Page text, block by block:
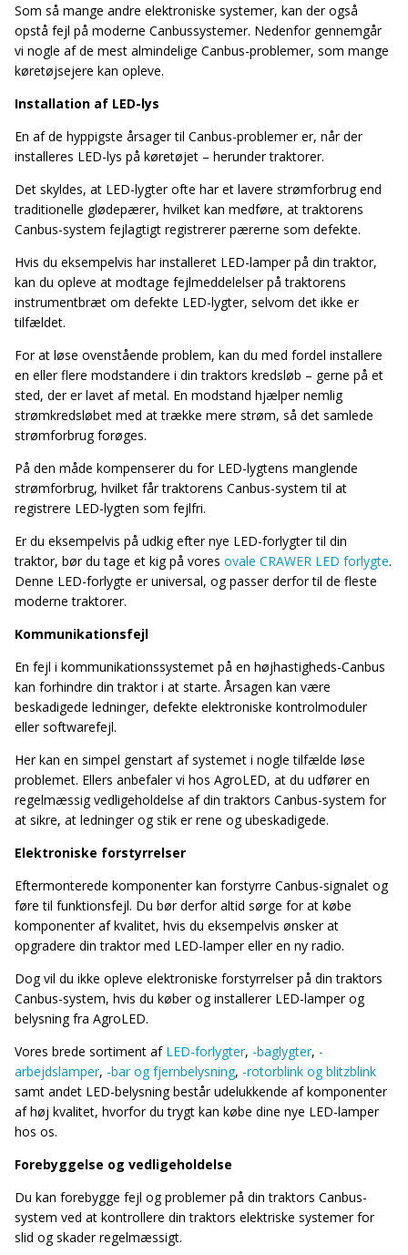
Som så mange andre elektroniske systemer, kan der også
opstå fejl på moderne Canbussystemer. Nedenfor gennemgår
vi nogle af de mest almindelige Canbus-problemer, som mange
køretøjsejere kan opleve.
Installation af LED-lys
En af de hyppigste årsager til Canbus-problemer er, når der
installeres LED-lys på køretøjet – herunder traktorer.
Det skyldes, at LED-lygter ofte har et lavere strømforbrug end
traditionelle glødepærer, hvilket kan medføre, at traktorens
Canbus-system fejlagtigt registrerer pærerne som defekte.
Hvis du eksempelvis har installeret LED-lamper på din traktor,
kan du opleve at modtage fejlmeddelelser på traktorens
instrumentbræt om defekte LED-lygter, selvom det ikke er
tilfældet.
For at løse ovenstående problem, kan du med fordel installere
en eller flere modstandere i din traktors kredsløb – gerne på et
sted, der er lavet af metal. En modstand hjælper nemlig
strømkredsløbet med at trække mere strøm, så det samlede
strømforbrug forøges.
På den måde kompenserer du for LED-lygtens manglende
strømforbrug, hvilket får traktorens Canbus-system til at
registrere LED-lygten som fejlfri.
Er du eksempelvis på udkig efter nye LED-forlygter til din
traktor, bør du tage et kig på vores ovale CRAWER LED forlygte.
Denne LED-forlygte er universal, og passer derfor til de fleste
moderne traktorer.
Kommunikationsfejl
En fejl i kommunikationssystemet på en højhastigheds-Canbus
kan forhindre din traktor i at starte. Årsagen kan være
beskadigede ledninger, defekte elektroniske kontrolmoduler
eller softwarefejl.
Her kan en simpel genstart af systemet i nogle tilfælde løse
problemet. Ellers anbefaler vi hos AgroLED, at du udfører en
regelmæssig vedligeholdelse af din traktors Canbus-system for
at sikre, at ledninger og stik er rene og ubeskadigede.
Elektroniske forstyrrelser
Eftermonterede komponenter kan forstyrre Canbus-signalet og
føre til funktionsfejl. Du bør derfor altid sørge for at købe
komponenter af kvalitet, hvis du eksempelvis ønsker at
opgradere din traktor med LED-lamper eller en ny radio.
Dog vil du ikke opleve elektroniske forstyrrelser på din traktors
Canbus-system, hvis du køber og installerer LED-lamper og
belysning fra AgroLED.
Vores brede sortiment af LED-forlygter, -baglygter, -
arbejdslamper, -bar og fjernbelysning, -rotorblink og blitzblink
samt andet LED-belysning består udelukkende af komponenter
af høj kvalitet, hvorfor du trygt kan købe dine nye LED-lamper
hos os.
Forebyggelse og vedligeholdelse
Du kan forebygge fejl og problemer på din traktors Canbus-
system ved at kontrollere din traktors elektriske systemer for
slid og skader regelmæssigt.